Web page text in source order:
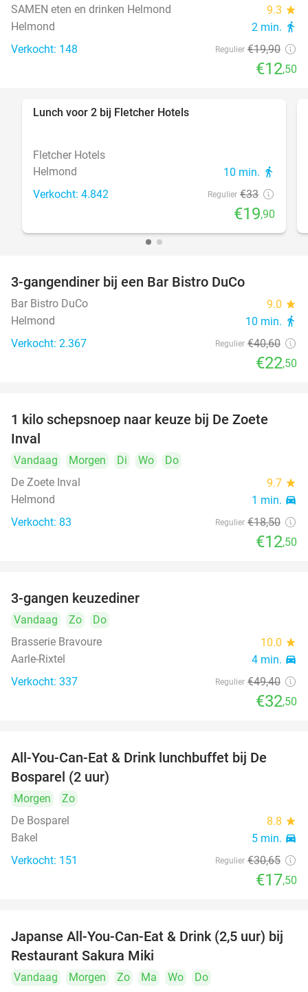
SAMEN eten en drinken Helmond
9.3 star
Helmond 2 min. directions_walk
Verkocht: 148 Regulier €19,90
€12,50
Lunch voor 2 bij Fletcher Hotels
Fletcher Hotels
Helmond
10 min. directions_walk
Verkocht: 4.842 Regulier €33
€19,90
3-gangendiner bij een Bar Bistro DuCo
Bar Bistro DuCo 9.0 star
Helmond 10 min. directions_walk
Verkocht: 2.367 Regulier €40,60
€22,50
32%
1 kilo schepsnoep naar keuze bij De Zoete
Inval
Vandaag Morgen Di Wo
Do
De Zoete Inval
9.7 star
Helmond 1 min. directions_car
Verkocht: 83 Regulier €18,50
€12,50
3-gangen keuzediner
Vandaag Zo
Do
Brasserie Bravoure
10.0 star
Aarle-Rixtel 4 min. directions_car
Verkocht: 337 Regulier €49,40
€32,50
43%
All-You-Can-Eat & Drink lunchbuffet bij De
Bosparel (2 uur)
Morgen
Zo
De Bosparel
8.8 star
Bakel 5 min. directions_car
Verkocht: 151 Regulier €30,65
€17,50
13%
Japanse All-You-Can-Eat & Drink (2,5 uur) bij
Restaurant Sakura Miki
Vandaag Morgen Zo Ma Wo
Do